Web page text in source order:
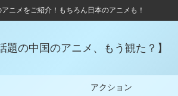
ニメをご紹介！もちろん日本のアニメも！
題の中国のアニメ、もう観た？】
アクション